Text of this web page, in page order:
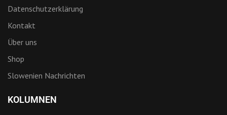
Datenschutzerklärung
Kontakt
Über uns
Shop
Slowenien Nachrichten
KOLUMNEN